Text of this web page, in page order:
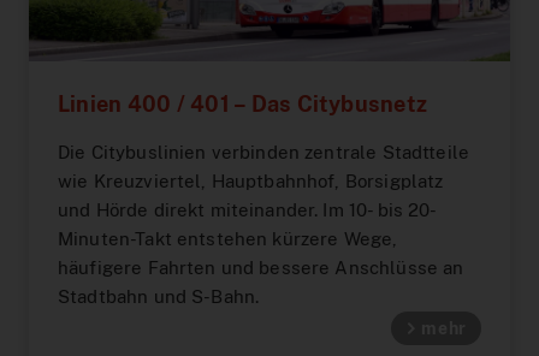
Linien 400 / 401 – Das Citybusnetz
Die Citybuslinien verbinden zentrale Stadtteile
wie Kreuzviertel, Hauptbahnhof, Borsigplatz
und Hörde direkt miteinander. Im 10- bis 20-
Minuten-Takt entstehen kürzere Wege,
häufigere Fahrten und bessere Anschlüsse an
Stadtbahn und S-Bahn.